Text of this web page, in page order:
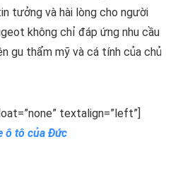
tưởng và hài lòng cho người
không chỉ đáp ứng nhu cầu
gu thẩm mỹ và cá tính của chủ
textalign=”left”]
ô tô của Đức